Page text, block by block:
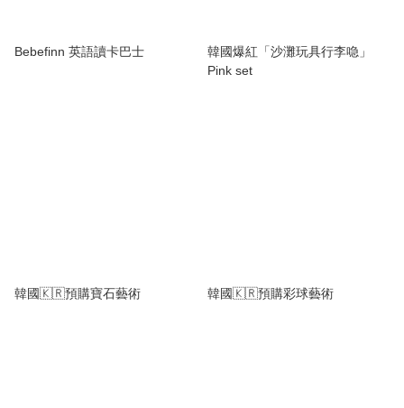
Bebefinn 英語讀卡巴士
韓國爆紅「沙灘玩具行李喼」
Pink set
韓國🇰🇷預購寶石藝術 韓國🇰🇷預購彩球藝術